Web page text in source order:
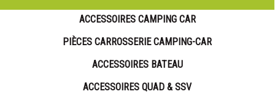
ACCESSOIRES CAMPING CAR
PIÈCES CARROSSERIE CAMPING-CAR
ACCESSOIRES BATEAU
ACCESSOIRES QUAD & SSV